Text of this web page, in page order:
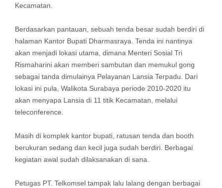
Kecamatan.
Berdasarkan pantauan, sebuah tenda besar sudah berdiri di
halaman Kantor Bupati Dharmasraya. Tenda ini nantinya
akan menjadi lokasi utama, dimana Menteri Sosial Tri
Rismaharini akan memberi sambutan dan memukul gong
sebagai tanda dimulainya Pelayanan Lansia Terpadu. Dari
lokasi ini pula, Walikota Surabaya periode 2010-2020 itu
akan menyapa Lansia di 11 titik Kecamatan, melalui
teleconference.
Masih di komplek kantor bupati, ratusan tenda dan booth
berukuran sedang dan kecil juga sudah berdiri. Berbagai
kegiatan awal sudah dilaksanakan di sana.
Petugas PT. Telkomsel tampak lalu lalang dengan berbagai